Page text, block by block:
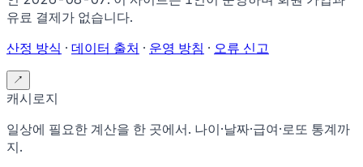
유료 결제가 없습니다.
산정 방식 · 데이터 출처 · 운영 방침 · 오류 신고
↗
캐시로지
일상에 필요한 계산을 한 곳에서. 나이·날짜·급여·로또 통계까
지.